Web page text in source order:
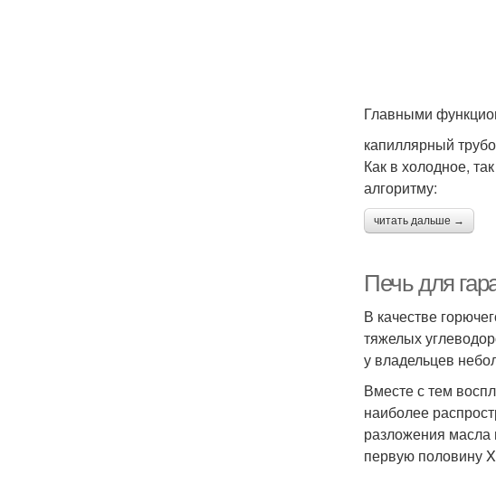
Главными
капиллярный
Как в холодное,
алгоритму:
читать дальше →
Печь для
В качестве
тяжелых
у владельцев
Вместе с тем
наиболее
разложения масла
первую половину